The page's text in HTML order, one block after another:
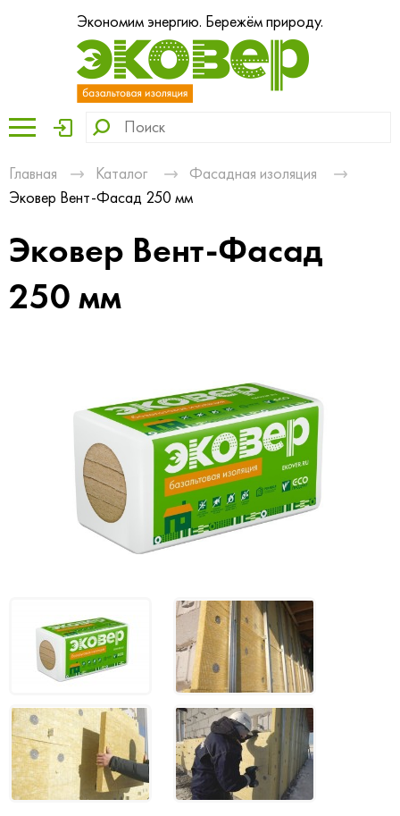
Экономим энергию. Бережём природу.
Главная Каталог
Фасадная изоляция
Эковер Вент-Фасад 250 мм
Эковер Вент-Фасад
250 мм